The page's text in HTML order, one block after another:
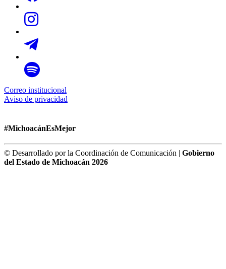
Correo institucional
Aviso de privacidad
#MichoacánEsMejor
© Desarrollado por la Coordinación de Comunicación | Gobierno
del Estado de Michoacán 2026